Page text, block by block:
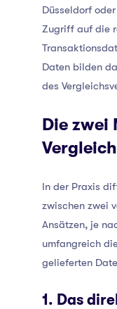
Düsseldorf
Zugriff auf die
Daten bilden
des
Die zwei
In der Praxis
zwischen zwei
Ansätzen, je
umfangreich
gelieferten
1. Das